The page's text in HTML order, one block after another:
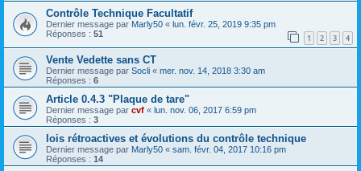
Contrôle Technique Facultatif
Dernier message par Marly50 « lun. févr. 25, 2019 9:35 pm
Réponses : 51 1 2 3 4
Vente Vedette sans CT
Dernier message par Socli « mer. nov. 14, 2018 3:30 am
Réponses : 6
Article 0.4.3 "Plaque de tare"
Dernier message par cvf « lun. nov. 06, 2017 6:59 pm
Réponses : 3
lois rétroactives et évolutions du contrôle technique
Dernier message par Marly50 « sam. févr. 04, 2017 10:16 pm
Réponses : 14